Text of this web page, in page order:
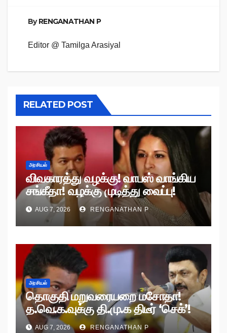
ByRENGANATHAN P
Editor @ Tamilga Arasiyal
RELATED POST
அரசியல்
விவகாரத்து வழக்கு! வாபஸ் வாங்கிய
சங்கீதா! வழக்கு முடித்து வைப்பு!
AUG 7, 2026 RENGANATHAN P
அரசியல்
தொகுதி மறுவரையறை மசோதா!
த.வெ.க.வுக்கு தி.மு.க திடீர் ‘செக்’!
AUG 7, 2026 RENGANATHAN P